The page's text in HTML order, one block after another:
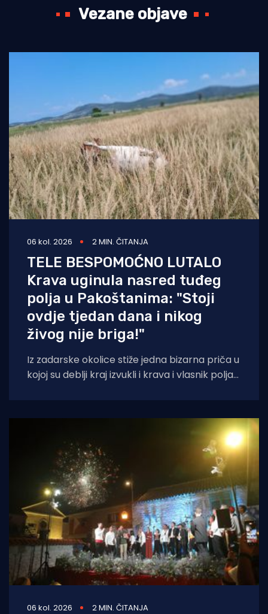
Vezane objave
06 kol. 2026 2 MIN. ČITANJA
TELE BESPOMOĆNO LUTALO
Krava uginula nasred tuđeg
polja u Pakoštanima: "Stoji
ovdje tjedan dana i nikog
živog nije briga!"
Iz zadarske okolice stiže jedna bizarna priča u
kojoj su deblji kraj izvukli i krava i vlasnik polja
06 kol. 2026 2 MIN. ČITANJA